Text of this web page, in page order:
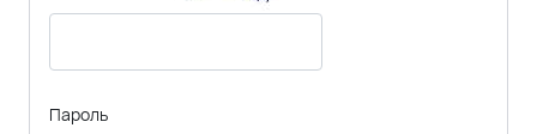
Пароль